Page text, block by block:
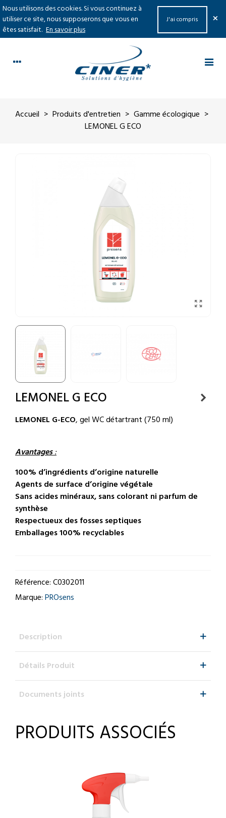
Nous utilisons des cookies. Si vous continuez à
utiliser ce site, nous supposerons que vous en
êtes satisfait. En savoir plus
J'ai compris ×
Accueil > Produits d'entretien > Gamme écologique >
LEMONEL G ECO
LEMONEL G ECO
LEMONEL G-ECO, gel WC détartrant (750 ml)
Avantages:
100% d’ingrédients d’origine naturelle
Agents de surface d’origine végétale
Sans acides minéraux, sans colorant ni parfum de
synthèse
Respectueux des fosses septiques
Emballages 100% recyclables
Référence:C0302011
Marque:PROsens
Description
Détails Produit
Documents joints
PRODUITS ASSOCIÉS